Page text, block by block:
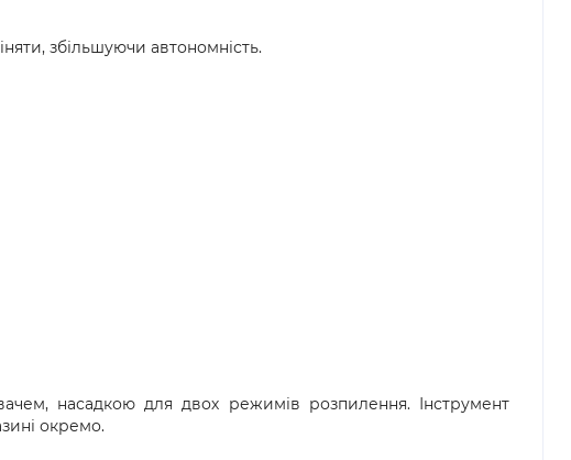
збільшуючи автономність.
насадкою для двох режимів розпилення. Інструмент
окремо.